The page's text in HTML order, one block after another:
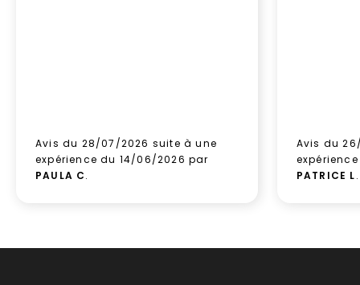
Avis du 28/07/2026 suite à une
expérience du 14/06/2026 par
PAULA C.
Avis du
PATRICE L.